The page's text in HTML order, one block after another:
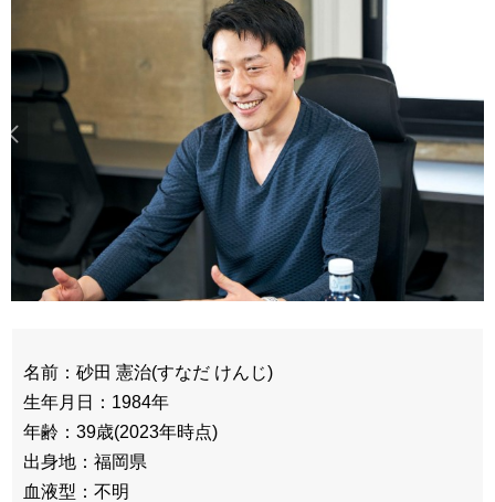
名前：砂田 憲治(すなだ けんじ)
生年月日：1984年
年齢：39歳(2023年時点)
出身地：福岡県
血液型：不明